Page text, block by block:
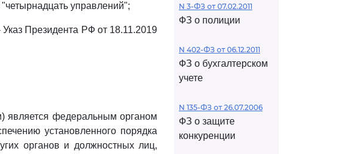
управлений";
Президента РФ от 18.11.2019
является федеральным органом
установленного порядка
органов и должностных лиц,
N 3-ФЗ от 07.02.2011
ФЗ о полиции
N 402-ФЗ от 06.12.2011
ФЗ о бухгалтерском
учете
N 135-ФЗ от 26.07.2006
ФЗ о защите
конкуренции